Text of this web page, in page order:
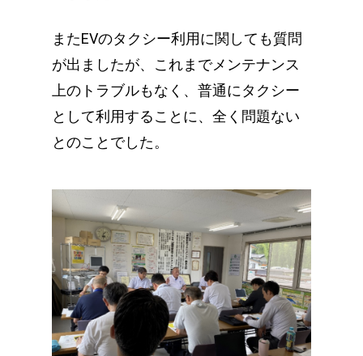
またEVのタクシー利用に関しても質問
が出ましたが、これまでメンテナンス
上のトラブルもなく、普通にタクシー
として利用することに、全く問題ない
とのことでした。